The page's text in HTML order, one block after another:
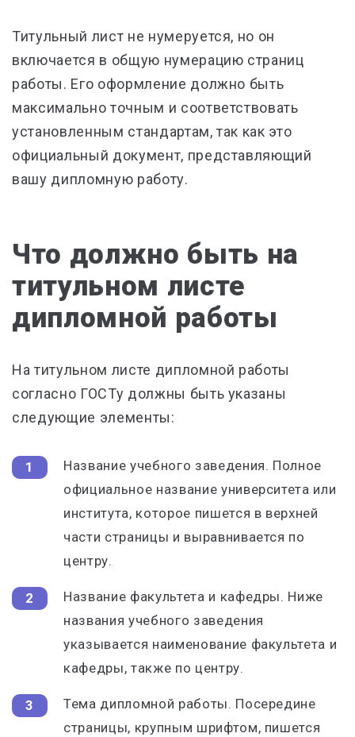
Титульный лист не нумеруется, но он
включается в общую нумерацию страниц
работы. Его оформление должно быть
максимально точным и соответствовать
установленным стандартам, так как это
официальный документ, представляющий
вашу дипломную работу.
Что должно быть на
титульном листе
дипломной работы
На титульном листе дипломной работы
согласно ГОСТу должны быть указаны
следующие элементы:
Название учебного заведения. Полное
официальное название университета или
института, которое пишется в верхней
части страницы и выравнивается по
центру.
Название факультета и кафедры. Ниже
названия учебного заведения
указывается наименование факультета и
кафедры, также по центру.
Тема дипломной работы. Посередине
страницы, крупным шрифтом, пишется